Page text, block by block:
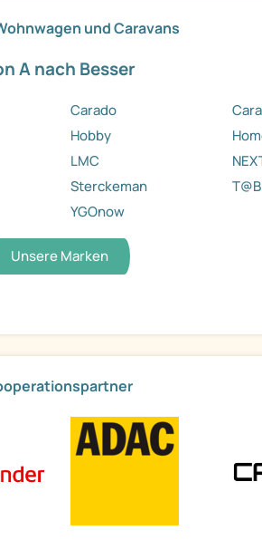
und Caravans
A nach Besser
Carado
Hobby
LMC
Sterckeman
T@B
YGOnow
Unsere Marken